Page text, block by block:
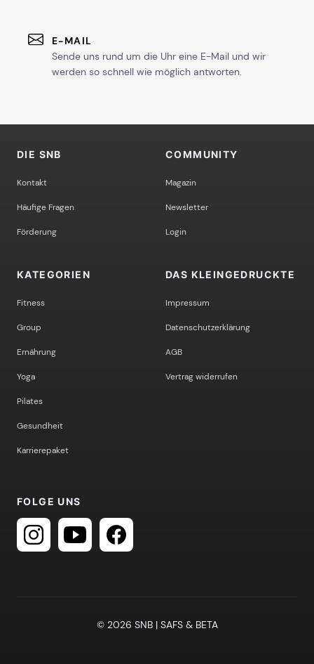
E-MAIL
Sende uns rund um die Uhr eine E-Mail und wir
werden so schnell wie möglich antworten.
DIE SNB
Kontakt
Häufige Fragen
Förderung
COMMUNITY
Magazin
Newsletter
Login
KATEGORIEN
Fitness
Group
Ernährung
Yoga
Pilates
Gesundheit
Karrierepaket
DAS KLEINGEDRUCKTE
Impressum
Datenschutzerklärung
AGB
Vertrag widerrufen
FOLGE UNS
© 2026 SNB | SAFS & BETA